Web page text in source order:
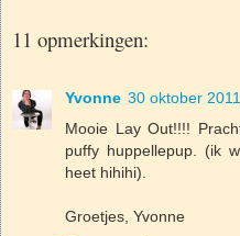
11 opmerkingen:
Yvonne 30 oktober
Mooie Lay Out!!!!
puffy huppellepup. (ik
heet hihihi).
Groetjes, Yvonne